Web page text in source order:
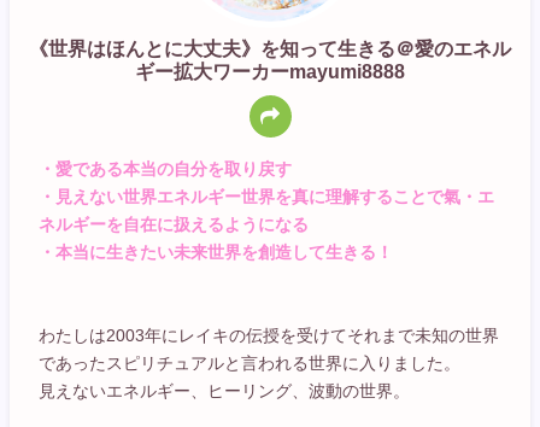
《世界はほんとに大丈夫》を知って生きる＠愛のエネル
ギー拡大ワーカーmayumi8888
・愛である本当の自分を取り戻す
・見えない世界エネルギー世界を真に理解することで氣・エ
ネルギーを自在に扱えるようになる
・本当に生きたい未来世界を創造して生きる！
わたしは2003年にレイキの伝授を受けてそれまで未知の世界
であったスピリチュアルと言われる世界に入りました。
見えないエネルギー、ヒーリング、波動の世界。